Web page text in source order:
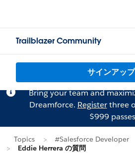
Trailblazer Community
サインアップ
Bring your team and
Dreamforce. Registerthree
$999
Topics
#Salesforce Developer
Eddie Herrera の質問